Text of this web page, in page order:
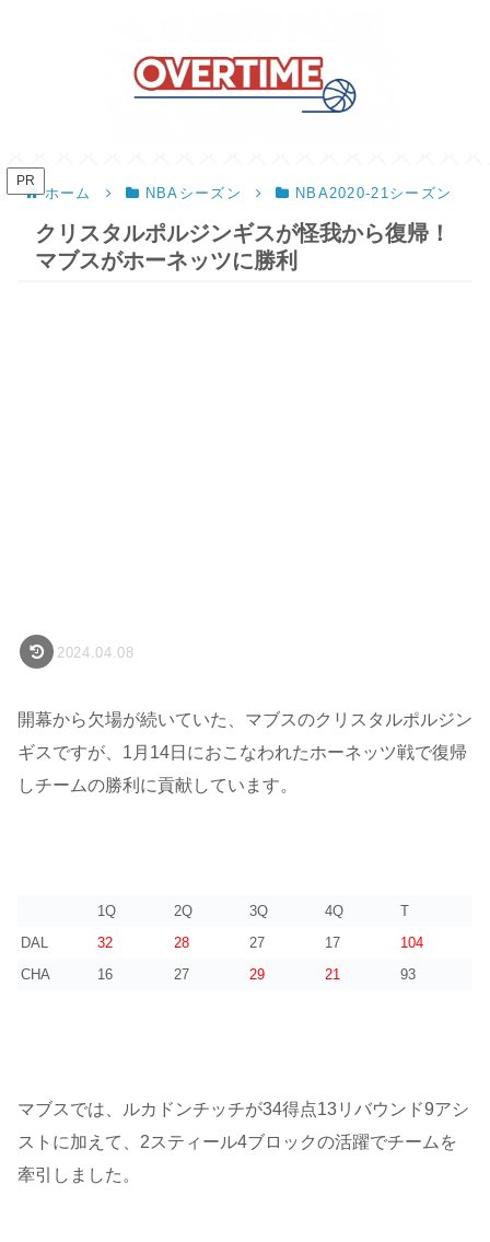
PR
ホーム NBAシーズン NBA2020-21シーズン
クリスタルポルジンギスが怪我から復帰！
マブスがホーネッツに勝利
2024.04.08
開幕から欠場が続いていた、マブスのクリスタルポルジン
ギスですが、1月14日におこなわれたホーネッツ戦で復帰
しチームの勝利に貢献しています。
1Q 2Q 3Q 4Q
T
DAL
32 28 27 17
104
CHA
16 27 29 21 93
マブスでは、ルカドンチッチが34得点13リバウンド9アシ
ストに加えて、2スティール4ブロックの活躍でチームを
牽引しました。